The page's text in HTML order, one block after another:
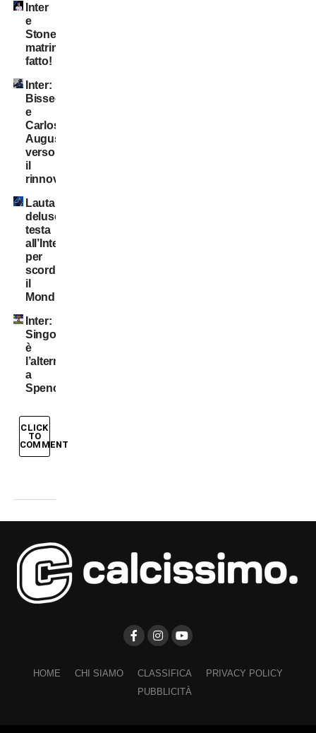
Inter
e
Stones:
matrimonio
fatto!
Inter:
Bisseck
e
Carlos
Augusto
verso
il
rinnovo
Lautaro
deluso:
testa
all’Inter
per
scordare
il
Mondiale
Inter:
Singo
è
l’alternativa
a
Spence
CLICK
TO
COMMENT
HOME CHI SIAMO CLASSIFICA
PRIVACY POLICY
PUBBLICITÀ